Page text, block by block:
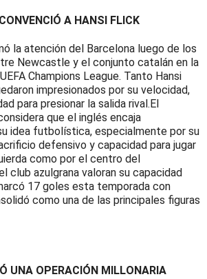
A HANSI FLICK
la atención del Barcelona luego de los
Newcastle y el conjunto catalán en la
Champions League. Tanto Hansi
impresionados por su velocidad,
para presionar la salida rival.El
que el inglés encaja
idea futbolística, especialmente por su
defensivo y capacidad para jugar
como por el centro del
club azulgrana valoran su capacidad
17 goles esta temporada con
como una de las principales figuras
UNA OPERACIÓN MILLONARIA